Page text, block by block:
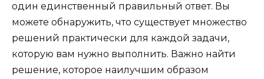
один единственный правильный ответ. Вы
можете обнаружить, что существует множество
решений практически для каждой задачи,
которую вам нужно выполнить. Важно найти
решение, которое наилучшим образом